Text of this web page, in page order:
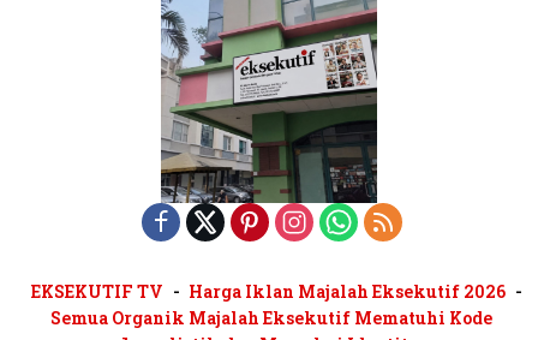
EKSEKUTIF TV
Harga Iklan Majalah Eksekutif 2026
Semua Organik Majalah Eksekutif Mematuhi Kode